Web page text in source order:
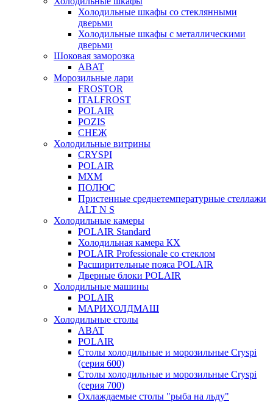
Холодильные шкафы cо стеклянными
дверьми
Холодильные шкафы с металлическими
дверьми
Шоковая заморозка
ABAT
Морозильные лари
FROSTOR
ITALFROST
POLAIR
POZIS
СНЕЖ
Холодильные витрины
CRYSPI
POLAIR
МХМ
ПОЛЮС
Пристенные среднетемпературные стеллажи
ALT N S
Холодильные камеры
POLAIR Standard
Холодильная камера КХ
POLAIR Professionale со стеклом
Расширительные пояса POLAIR
Дверные блоки POLAIR
Холодильные машины
POLAIR
МАРИХОЛДМАШ
Холодильные столы
ABAT
POLAIR
Столы холодильные и морозильные Cryspi
(серия 600)
Столы холодильные и морозильные Cryspi
(серия 700)
Охлаждаемые столы "рыба на льду"